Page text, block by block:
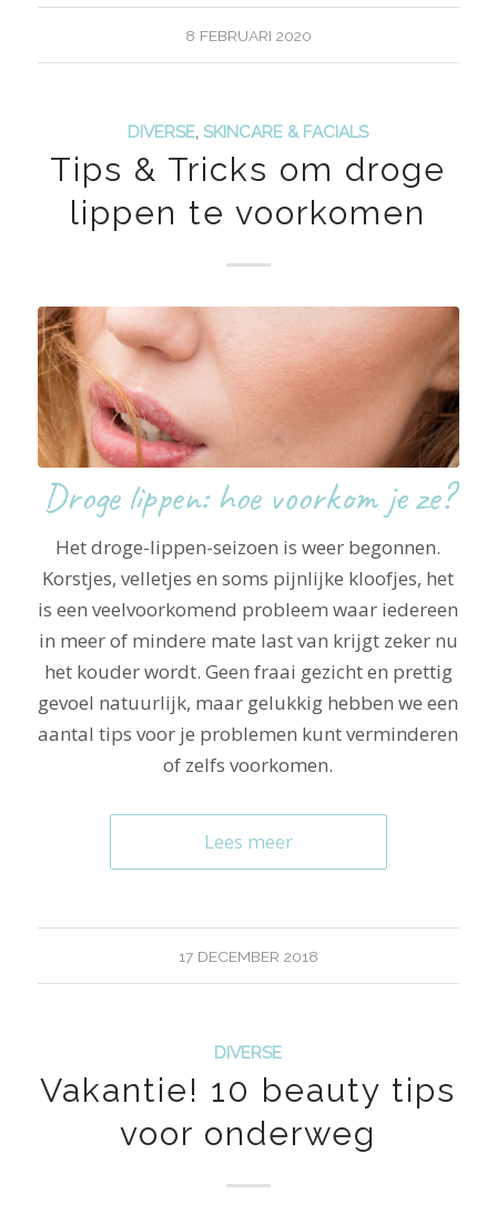
8 FEBRUARI 2020
DIVERSE,SKINCARE & FACIALS
Tips & Tricks om droge
lippen te voorkomen
Droge lippen: hoe voorkom je ze?
Het droge-lippen-seizoen is weer begonnen.
Korstjes, velletjes en soms pijnlijke kloofjes, het
is een veelvoorkomend probleem waar iedereen
in meer of mindere mate last van krijgt zeker nu
het kouder wordt. Geen fraai gezicht en prettig
gevoel natuurlijk, maar gelukkig hebben we een
aantal tips voor je problemen kunt verminderen
of zelfs voorkomen.
Lees meer
17 DECEMBER 2018
DIVERSE
Vakantie! 10 beauty tips
voor onderweg